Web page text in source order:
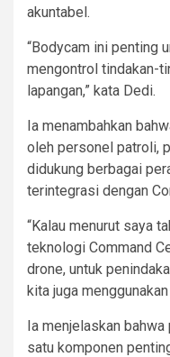
akuntabel.
“Bodycam ini penting
mengontrol tindakan-
lapangan,” kata Dedi.
Ia menambahkan
oleh personel patroli,
didukung berbagai
terintegrasi dengan
“Kalau menurut saya
teknologi Command
drone, untuk
kita juga
Ia menjelaskan
satu komponen